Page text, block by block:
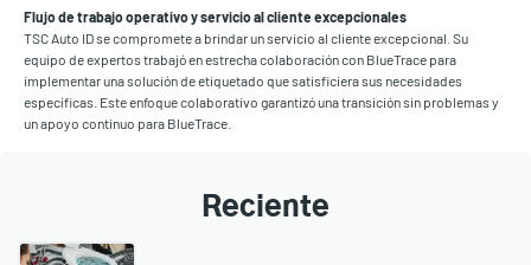
Flujo de trabajo operativo y servicio al cliente excepcionales
TSC Auto ID se compromete a brindar un servicio al cliente excepcional. Su
equipo de expertos trabajó en estrecha colaboración con BlueTrace para
implementar una solución de etiquetado que satisficiera sus necesidades
específicas. Este enfoque colaborativo garantizó una transición sin problemas y
un apoyo continuo para BlueTrace.
Reciente